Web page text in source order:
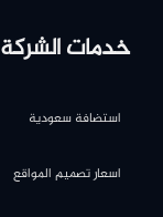
خدمات الشركة
استضافة سعودية
اسعار تصميم المواقع